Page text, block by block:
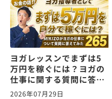
ヨガレッスンでまずは5
万円を稼ぐには？ヨガの
仕事に関する質問に答え
ます！vol.265
2026年07月29日